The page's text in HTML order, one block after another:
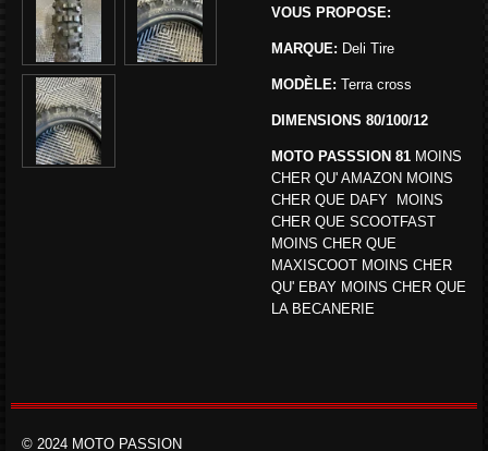
VOUS PROPOSE:
MARQUE: Deli Tire
MODÈLE: Terra cross
DIMENSIONS 80/100/12
MOTO PASSSION 81 MOINS
CHER QU' AMAZON MOINS
CHER QUE DAFY MOINS
CHER QUE SCOOTFAST
MOINS CHER QUE
MAXISCOOT MOINS CHER
QU' EBAY MOINS CHER QUE
LA BECANERIE
© 2024 MOTO PASSION